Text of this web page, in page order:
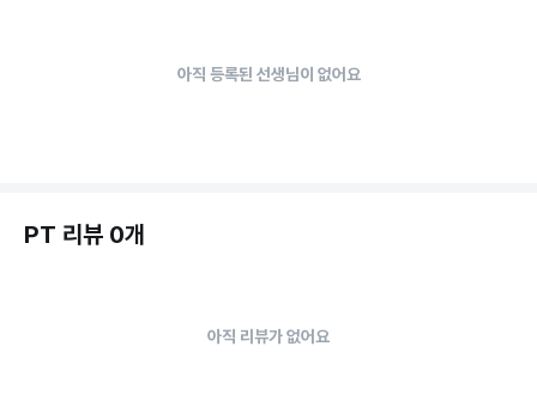
아직 등록된 선생님이 없어요
PT 리뷰 0개
아직 리뷰가 없어요